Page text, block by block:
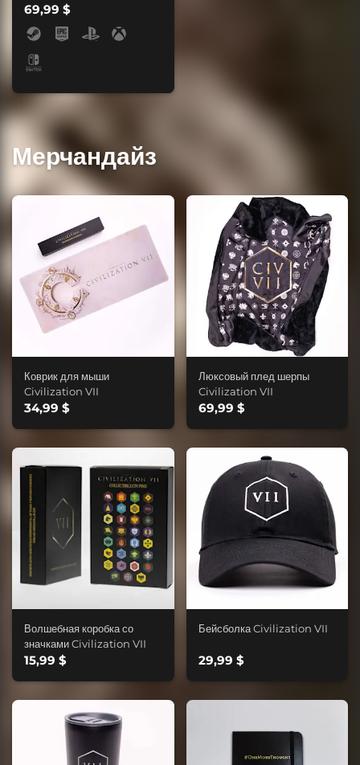
69,99 $
Мерчандайз
Коврик для мыши
Civilization VII
34,99 $
Люксовый плед шерпы
Civilization VII
69,99 $
Волшебная коробка со
значками Civilization VII
15,99 $
Бейсболка Civilization VII
29,99 $